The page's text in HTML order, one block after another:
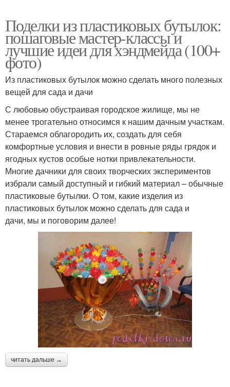
Поделки из пластиковых бутылок:
пошаговые мастер-классы и
лучшие идеи для хэндмейда (100+
фото)
Из пластиковых бутылок можно сделать много полезных
вещей для сада и дачи
С любовью обустраивая городское жилище, мы не
менее трогательно относимся к нашим дачным участкам.
Стараемся облагородить их, создать для себя
комфортные условия и внести в ровные ряды грядок и
ягодных кустов особые нотки привлекательности.
Многие дачники для своих творческих экспериментов
избрали самый доступный и гибкий материал – обычные
пластиковые бутылки. О том, какие изделия из
пластиковых бутылок можно сделать для сада и
дачи, мы и поговорим далее!
читать дальше →